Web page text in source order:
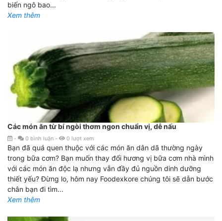
biến ngô bao...
Xem thêm
Các món ăn từ bí ngòi thơm ngon chuẩn vị, dễ nấu
- 0 bình luận - 0 lượt xem
Bạn đã quá quen thuộc với các món ăn dân dã thường ngày
trong bữa cơm? Bạn muốn thay đổi hương vị bữa cơm nhà mình
với các món ăn độc lạ nhưng vẫn đầy đủ nguồn dinh dưỡng
thiết yếu? Đừng lo, hôm nay Foodexkore chúng tôi sẽ dẫn bước
chân bạn đi tìm...
Xem thêm